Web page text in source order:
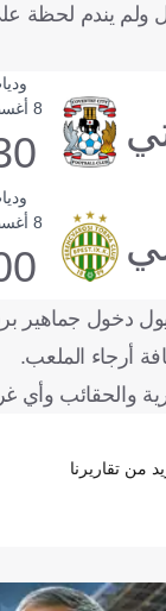
يندم لحظة
8 أغسطس 2026
8 أغسطس 2026
دخول جماهير
أرجاء الملعب.
والحقائب